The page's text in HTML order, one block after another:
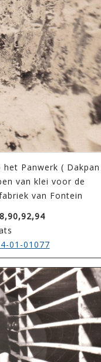
Panwerk ( Dakpan
van klei voor de
van Fontein
01-01077